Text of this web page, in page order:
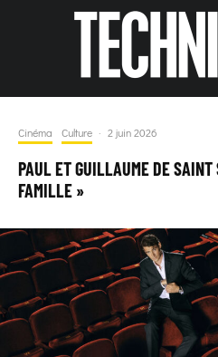
Cinéma Culture · 2 juin 2026
PAUL ET GUILLAUME DE SAINT
FAMILLE »